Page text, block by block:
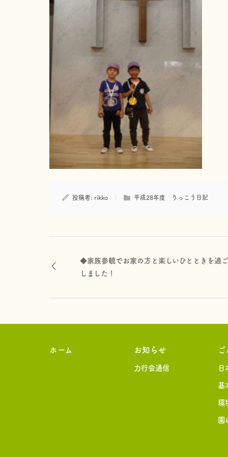
投稿者: rikko 平成28年度 りっこう日記
◆家族参観でお家の方と楽しいひとときを過ご
しました！
ホーム お知らせ
力行会通信 日
基
環
園